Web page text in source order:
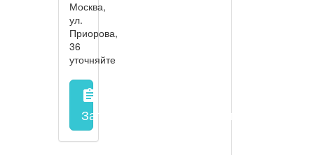
Москва,
ул.
Приорова,
36
уточняйте
assignment
Запись на прием заполнить форму